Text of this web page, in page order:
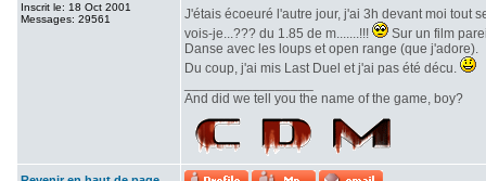
Inscrit le: 18 Oct 2001
Messages: 29561
J'étais écoeuré l'autre jour, j'ai 3h devant moi tout
vois-je...??? du 1.85 de m.......!!!
Sur un film
Danse avec les loups et open range (que j'adore).
Du coup, j'ai mis Last Duel et j'ai pas été décu.
And did we tell you the name of the game, boy?